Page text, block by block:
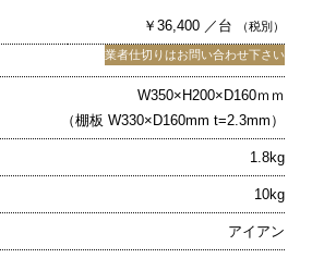
￥36,400 ／台 （税別）
業者仕切りはお問い合わせ下さい
W350×H200×D160ｍｍ
（棚板 W330×D160mm t=2.3mm）
1.8kg
10kg
アイアン